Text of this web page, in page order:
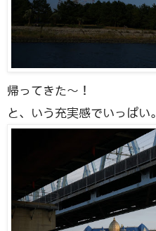
帰ってきた〜！
と、いう充実感でいっぱい。